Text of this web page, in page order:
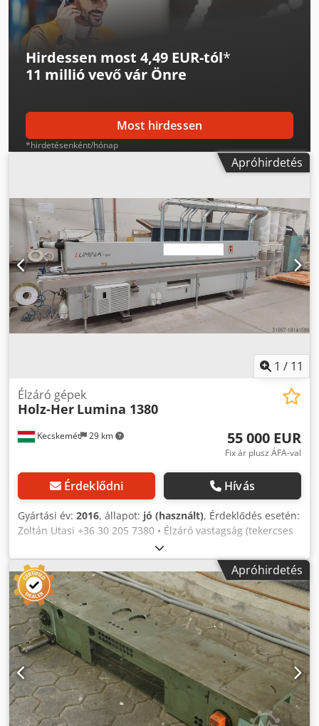
Hirdessen most 4,49 EUR-tól*
11 millió vevővár Önre
Most hirdessen
*hirdetésenként/hónap
Apróhirdetés
1 / 11
Kecskemét 29 km
Élzáró gépek
Holz-Her Lumina 1380
55 000 EUR
Fix ár plusz ÁFA-val
Érdeklődni Hívás
Gyártási év: 2016, állapot: jó (használt), Érdeklődés esetén:
Zoltán Utasi +36 30 205 7380 • Élzáró vastagság (tekercses
élzáró): 0,4 - 3 mm • Élzáró vastagság (darabolt élzáró): o
maximálisan 3 mm FF701 egységgel o maximálisan 8 mm
FF701 egység nélkül Cjdpfx Amowkf Twjgsrf o maximálisan
15 mm szerszámcserével a visszavágó egységnél •
Élmagasság: max. 65 mm • Munkadarab vastagság: 8 - 60
mm • Munkadarab szélesség: min. 65 mm • Munkadarab
hosszúság: min. 160 mm • Előtolási sebesség: változtatható
10 - 18 m/perc LUMINA 1380 Ltronic: motorizált
nyomóhidasztal állítás Automatikus szállítólánc kenés
Előkészített RETURN-csatlakozás Elektromos, változtatható
előtoláshoz: 400 V / 50 Hz, 2,2 kW Edge Control 19 vezérlés
18,5"-os érintőképernyővel ECO MODE energiatakarékos
Apróhirdetés